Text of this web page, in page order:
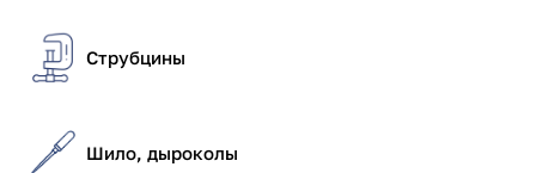
Струбцины
Шило, дыроколы